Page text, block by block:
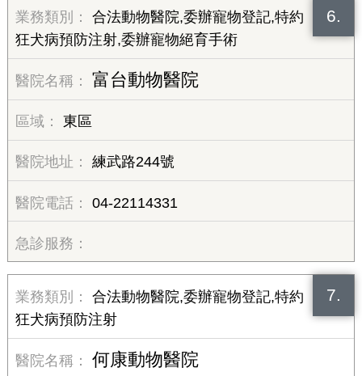
6.
合法動物醫院,委辦寵物登記,特約
狂犬病預防注射,委辦寵物絕育手術
富台動物醫院
東區
練武路244號
04-22114331
7.
合法動物醫院,委辦寵物登記,特約
狂犬病預防注射
何康動物醫院